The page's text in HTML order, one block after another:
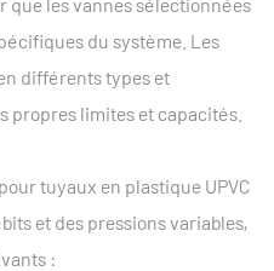
du système. Les
différents types et
propres limites et capacités.
tuyaux en plastique UPVC
et des pressions variables,
: